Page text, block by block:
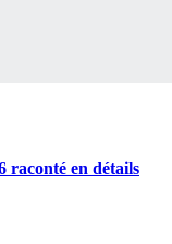
raconté en détails